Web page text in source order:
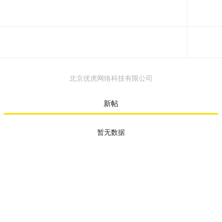
北京优虎网络科技有限公司
新帖
暂无数据